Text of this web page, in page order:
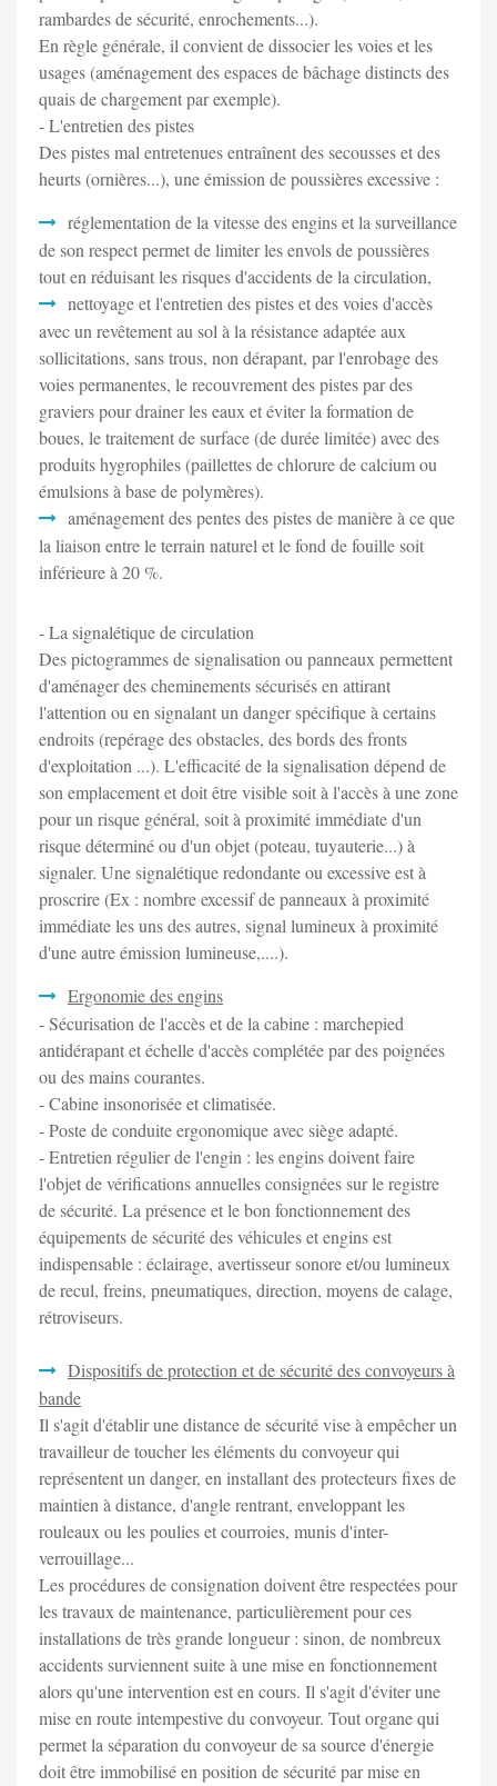
rambardes de sécurité, enrochements...).
En règle générale, il convient de dissocier les voies et les
usages (aménagement des espaces de bâchage distincts des
quais de chargement par exemple).
- L'entretien des pistes
Des pistes mal entretenues entraînent des secousses et des
heurts (ornières...), une émission de poussières excessive :
réglementation de la vitesse des engins et la surveillance
de son respect permet de limiter les envols de poussières
tout en réduisant les risques d'accidents de la circulation,
nettoyage et l'entretien des pistes et des voies d'accès
avec un revêtement au sol à la résistance adaptée aux
sollicitations, sans trous, non dérapant, par l'enrobage des
voies permanentes, le recouvrement des pistes par des
graviers pour drainer les eaux et éviter la formation de
boues, le traitement de surface (de durée limitée) avec des
produits hygrophiles (paillettes de chlorure de calcium ou
émulsions à base de polymères).
aménagement des pentes des pistes de manière à ce que
la liaison entre le terrain naturel et le fond de fouille soit
inférieure à 20 %.
- La signalétique de circulation
Des pictogrammes de signalisation ou panneaux permettent
d'aménager des cheminements sécurisés en attirant
l'attention ou en signalant un danger spécifique à certains
endroits (repérage des obstacles, des bords des fronts
d'exploitation ...). L'efficacité de la signalisation dépend de
son emplacement et doit être visible soit à l'accès à une zone
pour un risque général, soit à proximité immédiate d'un
risque déterminé ou d'un objet (poteau, tuyauterie...) à
signaler. Une signalétique redondante ou excessive est à
proscrire (Ex : nombre excessif de panneaux à proximité
immédiate les uns des autres, signal lumineux à proximité
d'une autre émission lumineuse,....).
Ergonomie des engins
- Sécurisation de l'accès et de la cabine : marchepied
antidérapant et échelle d'accès complétée par des poignées
ou des mains courantes.
- Cabine insonorisée et climatisée.
- Poste de conduite ergonomique avec siège adapté.
- Entretien régulier de l'engin : les engins doivent faire
l'objet de vérifications annuelles consignées sur le registre
de sécurité. La présence et le bon fonctionnement des
équipements de sécurité des véhicules et engins est
indispensable : éclairage, avertisseur sonore et/ou lumineux
de recul, freins, pneumatiques, direction, moyens de calage,
rétroviseurs.
Dispositifs de protection et de sécurité des convoyeurs à
bande
Il s'agit d'établir une distance de sécurité vise à empêcher un
travailleur de toucher les éléments du convoyeur qui
représentent un danger, en installant des protecteurs fixes de
maintien à distance, d'angle rentrant, enveloppant les
rouleaux ou les poulies et courroies, munis d'inter-
verrouillage...
Les procédures de consignation doivent être respectées pour
les travaux de maintenance, particulièrement pour ces
installations de très grande longueur : sinon, de nombreux
accidents surviennent suite à une mise en fonctionnement
alors qu'une intervention est en cours. Il s'agit d'éviter une
mise en route intempestive du convoyeur. Tout organe qui
permet la séparation du convoyeur de sa source d'énergie
doit être immobilisé en position de sécurité par mise en